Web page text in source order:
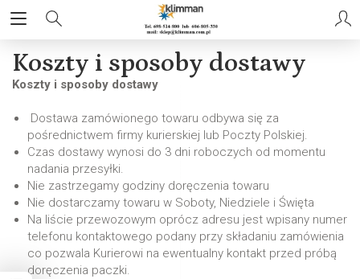
Koszty i sposoby dostawy
Koszty i sposoby dostawy
Dostawa zamówionego towaru odbywa się za
pośrednictwem firmy kurierskiej lub Poczty Polskiej.
Czas dostawy wynosi do 3 dni roboczych od momentu
nadania przesyłki.
Nie zastrzegamy godziny doręczenia towaru
Nie dostarczamy towaru w Soboty, Niedziele i Święta
Na liście przewozowym oprócz adresu jest wpisany numer
telefonu kontaktowego podany przy składaniu zamówienia
co pozwala Kurierowi na ewentualny kontakt przed próbą
doręczenia paczki.